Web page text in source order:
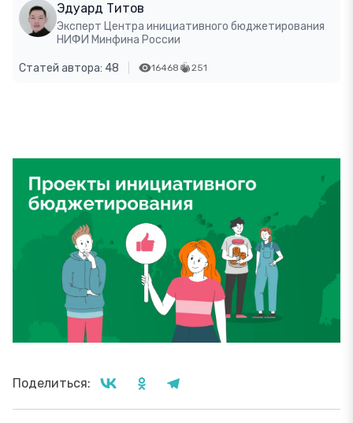
Эдуард Титов
Эксперт Центра инициативного бюджетирования
НИФИ Минфина России
Статей автора: 48 16468 251
Поделиться: